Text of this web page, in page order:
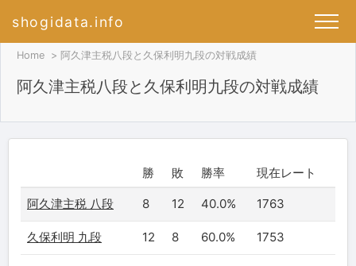
shogidata.info
Home 阿久津主税八段と久保利明九段の対戦成績
阿久津主税八段と久保利明九段の対戦成績
勝 敗 勝率 現在レート
阿久津主税 八段 8 12 40.0% 1763
久保利明 九段 12 8 60.0% 1753